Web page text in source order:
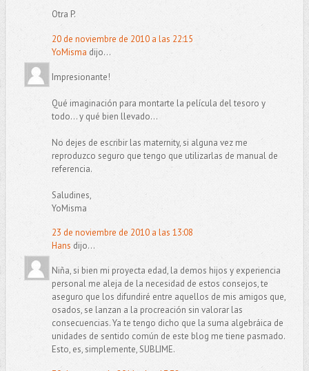
Otra P.
20 de noviembre de 2010 a las 22:15
YoMisma dijo...
Impresionante!
Qué imaginación para montarte la película del tesoro y
todo... y qué bien llevado...
No dejes de escribir las maternity, si alguna vez me
reproduzco seguro que tengo que utilizarlas de manual de
referencia.
Saludines,
YoMisma
23 de noviembre de 2010 a las 13:08
Hans dijo...
Niña, si bien mi proyecta edad, la demos hijos y experiencia
personal me aleja de la necesidad de estos consejos, te
aseguro que los difundiré entre aquellos de mis amigos que,
osados, se lanzan a la procreación sin valorar las
consecuencias. Ya te tengo dicho que la suma algebráica de
unidades de sentido común de este blog me tiene pasmado.
Esto, es, simplemente, SUBLIME.